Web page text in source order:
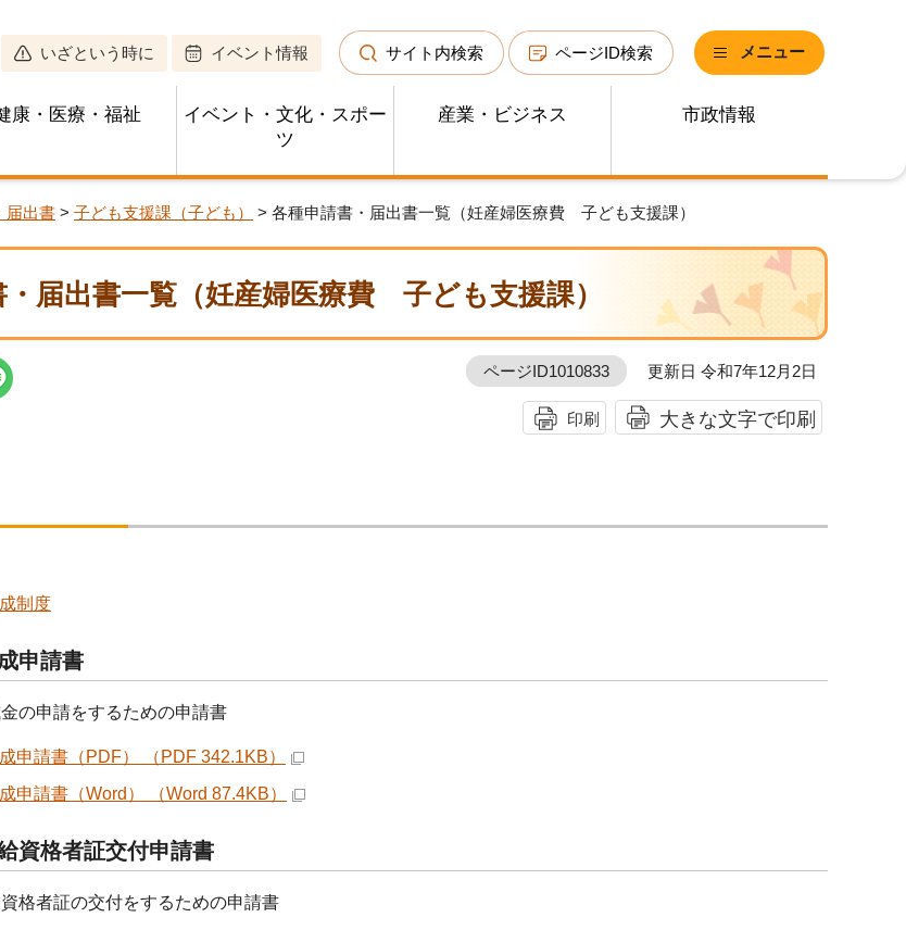
いざという時に イベント情報 サイト内検索 ページID検索 メニュー
康・医療・福祉
イベント・文化・スポー
ツ
産業・ビジネス 市政情報
届出書 > 子ども支援課（子ども） > 各種申請書・届出書一覧（妊産婦医療費 子ども支援課）
・届出書一覧（妊産婦医療費 子ども支援課）
ページID1010833 更新日 令和7年12月2日
印刷 大きな文字で印刷
制度
申請書
の申請をするための申請書
申請書（PDF） （PDF 342.1KB）
申請書（Word） （Word 87.4KB）
資格者証交付申請書
格者証の交付をするための申請書